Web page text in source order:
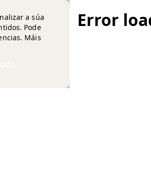
a súa
Pode
Máis
Error